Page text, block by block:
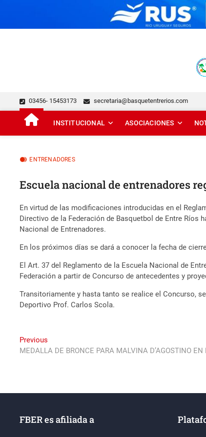
FEDERACIÓN DE
03456- 15453173 secretaria@basquetentrerios.com
INSTITUCIONAL ASOCIACIONES
ENTRENADORES
Escuela nacional de entrenadores
En virtud de las modificaciones introducidas en el
Directivo de la Federación de Basquetbol de Entre Ríos
Nacional de Entrenadores.
En los próximos días se dará a conocer la fecha de
El Art. 37 del Reglamento de la Escuela Nacional de
Federación a partir de Concurso de antecedentes y
Transitoriamente y hasta tanto se realice el Concurso,
Deportivo Prof. Carlos Scola.
Navegación
de
Previous
post:
MEDALLA DE BRONCE PARA MALVINA D’AGOSTINO
FBER es afiliada a